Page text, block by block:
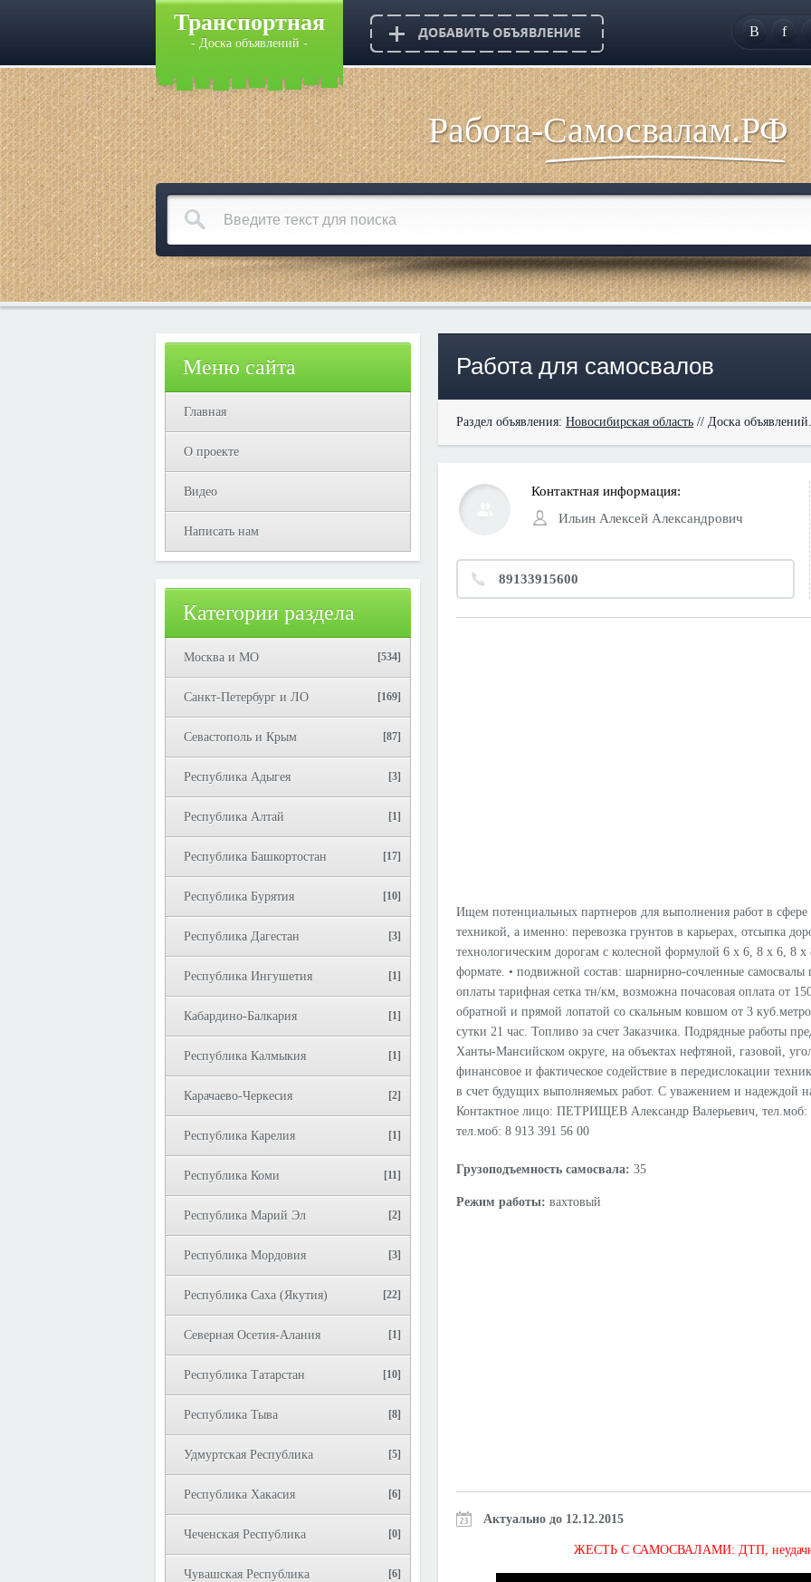
Транспортная
- Доска объявлений -
B f
Работа-Самосвалам.РФ
Меню сайта
Главная
О проекте
Видео
Написать нам
Категории раздела
Москва и МО [534]
Санкт-Петербург и ЛО [169]
Севастополь и Крым [87]
Республика Адыгея [3]
Республика Алтай [1]
Республика Башкортостан [17]
Республика Бурятия [10]
Республика Дагестан [3]
Республика Ингушетия [1]
Кабардино-Балкария [1]
Республика Калмыкия [1]
Карачаево-Черкесия [2]
Республика Карелия [1]
Республика Коми [11]
Республика Марий Эл [2]
Республика Мордовия [3]
Республика Саха (Якутия) [22]
Северная Осетия-Алания [1]
Республика Татарстан [10]
Республика Тыва [8]
Удмуртская Республика [5]
Республика Хакасия [6]
Чеченская Республика [0]
Чувашская Республика [6]
Работа для самосвалов
Раздел объявления: Новосибирская область // Доска объявлений.
Контактная информация:
Ильин Алексей Александрович
89133915600
Ищем потенциальных партнеров для выполнения работ в сфере
техникой, а именно: перевозка грунтов в карьерах, отсыпка
технологическим дорогам с колесной формулой 6 х 6, 8 х 6, 8
формате. • подвижной состав: шарнирно-сочленные самосвалы
оплаты тарифная сетка тн/км, возможна почасовая оплата от
обратной и прямой лопатой со скальным ковшом от 3
сутки 21 час. Топливо за счет Заказчика. Подрядные работы
Ханты-Мансийском округе, на объектах нефтяной, газовой,
финансовое и фактическое содействие в передислокации
в счет будущих выполняемых работ. С уважением и надеждой
Контактное лицо: ПЕТРИЩЕВ Александр Валерьевич, тел.моб:
тел.моб: 8 913 391 56 00
Грузоподъемность самосвала: 35
Режим работы: вахтовый
Актуально до 12.12.2015
ЖЕСТЬ С САМОСВАЛАМИ: ДТП,